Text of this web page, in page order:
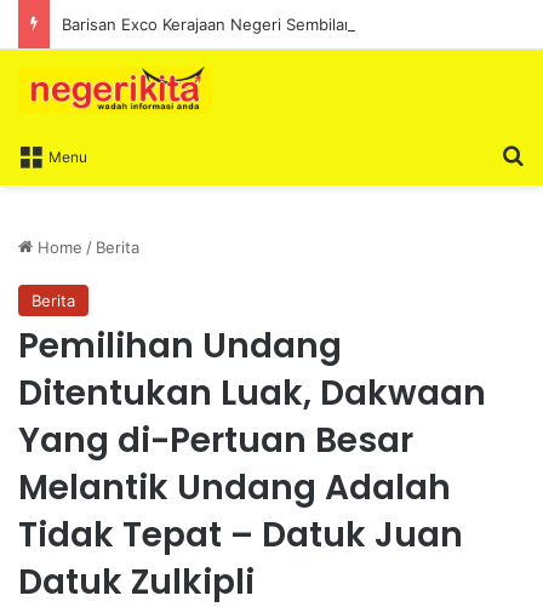
Menu
Home / Berita
Berita
Pemilihan Undang
Ditentukan Luak, Dakwaan
Yang di-Pertuan Besar
Melantik Undang Adalah
Tidak Tepat – Datuk Juan
Datuk Zulkipli